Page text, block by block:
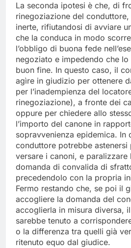
La seconda ipotesi è che, di
rinegoziazione del
inerte, rifiutandosi di avviare
che la conduca in modo
l’obbligo di buona fede
negoziato e impedendo che
buon fine. In questo caso, il
agìre in giudizio per ottenere
per l’inadempienza del
rinegoziazione), a fronte dei
oppure per chiedere allo
l’importo del canone in
sopravvenienza epidemica. In
conduttore potrebbe astenersi
versare i canoni, e paralizzare
domanda di convalida di
precedendolo con la propria
Fermo restando che, se poi il
accogliere la domanda del
accoglierla in misura diversa,
sarebbe tenuto a
o la differenza tra quelli già
ritenuto equo dal giudice.